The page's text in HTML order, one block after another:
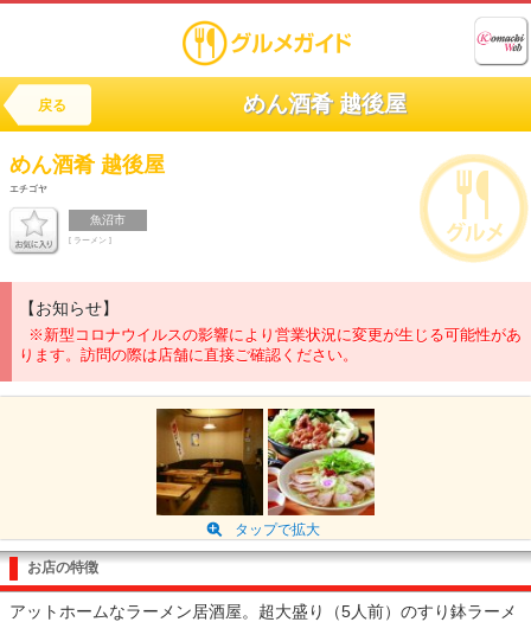
戻る めん酒肴 越後屋
めん酒肴 越後屋
エチゴヤ
魚沼市
[ ラーメン ]
【お知らせ】
※新型コロナウイルスの影響により営業状況に変更が生じる可能性があ
ります。訪問の際は店舗に直接ご確認ください。
タップで拡大
お店の特徴
アットホームなラーメン居酒屋。超大盛り（5人前）のすり鉢ラーメ